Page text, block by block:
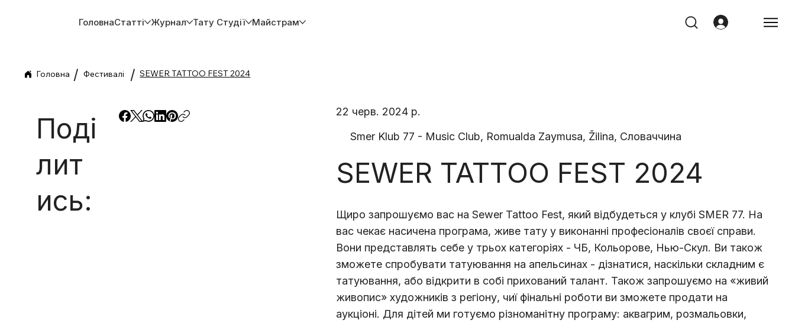
ГоловнаСтатті Журнал Тату Студії Майстрам
Головна / Фестивалі / SEWER TATTOO FEST 2024
Поді
лит
ись:
22 черв. 2024 р.
Smer Klub 77 - Music Club, Romualda Zaymusa, Žilina, Словаччина
SEWER TATTOO FEST 2024
Щиро запрошуємо вас на Sewer Tattoo Fest, який відбудеться у клубі SMER 77. На
вас чекає насичена програма, живе тату у виконанні професіоналів своєї справи.
Вони представлять себе у трьох категоріях - ЧБ, Кольорове, Нью-Скул. Ви також
зможете спробувати татуювання на апельсинах - дізнатися, наскільки складним є
татуювання, або відкрити в собі прихований талант. Також запрошуємо на «живий
живопис» художників з регіону, чиї фінальні роботи ви зможете продати на
аукціоні. Для дітей ми готуємо різноманітну програму: аквагрим, розмальовки,